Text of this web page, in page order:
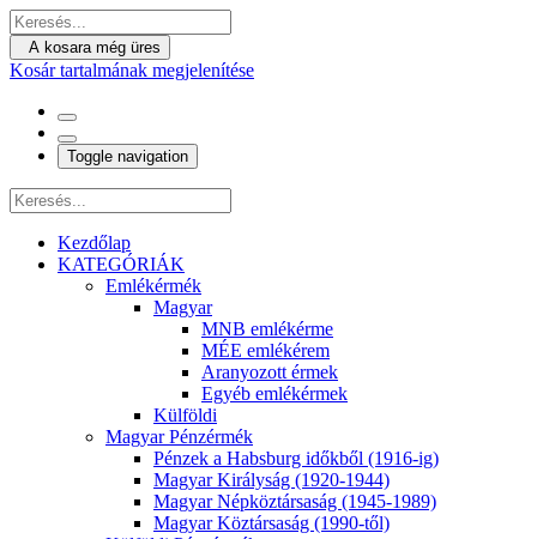
A kosara még üres
Kosár tartalmának megjelenítése
Toggle navigation
Kezdőlap
KATEGÓRIÁK
Emlékérmék
Magyar
MNB emlékérme
MÉE emlékérem
Aranyozott érmek
Egyéb emlékérmek
Külföldi
Magyar Pénzérmék
Pénzek a Habsburg időkből (1916-ig)
Magyar Királyság (1920-1944)
Magyar Népköztársaság (1945-1989)
Magyar Köztársaság (1990-től)